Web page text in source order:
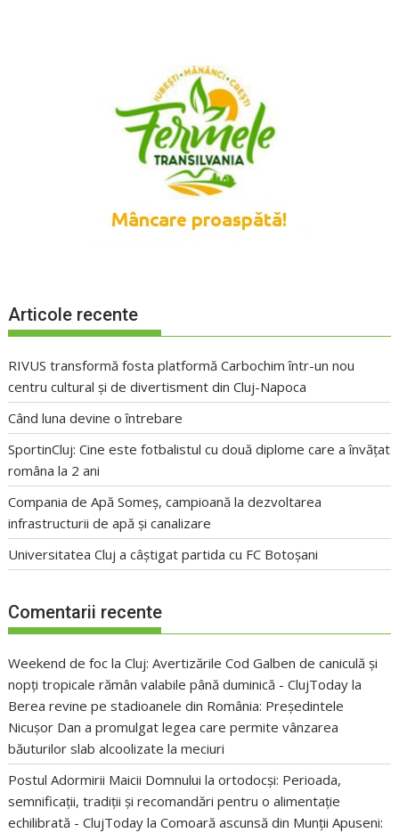
Articole recente
RIVUS transformă fosta platformă Carbochim într-un nou
centru cultural și de divertisment din Cluj-Napoca
Când luna devine o întrebare
SportinCluj: Cine este fotbalistul cu două diplome care a învățat
româna la 2 ani
Compania de Apă Someș, campioană la dezvoltarea
infrastructurii de apă și canalizare
Universitatea Cluj a câștigat partida cu FC Botoșani
Comentarii recente
Weekend de foc la Cluj: Avertizările Cod Galben de caniculă și
nopți tropicale rămân valabile până duminică - ClujToday la
Berea revine pe stadioanele din România: Președintele
Nicușor Dan a promulgat legea care permite vânzarea
băuturilor slab alcoolizate la meciuri
Postul Adormirii Maicii Domnului la ortodocși: Perioada,
semnificații, tradiții și recomandări pentru o alimentație
echilibrată - ClujToday laComoară ascunsă din Munții Apuseni: